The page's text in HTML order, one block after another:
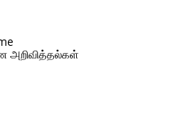
அறிவித்தல்கள்